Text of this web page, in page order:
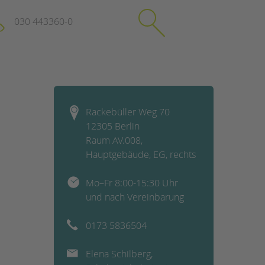
Impressum
Datenschutz
Hinweisgebersystem
Intranet
schließen
030 443360-0
Suchen
Rackebüller Weg 70
12305 Berlin
Raum AV.008,
Hauptgebäude, EG, rechts
Mo–Fr 8:00-15:30 Uhr
und nach Vereinbarung
0173 5836504
Elena Schilberg,